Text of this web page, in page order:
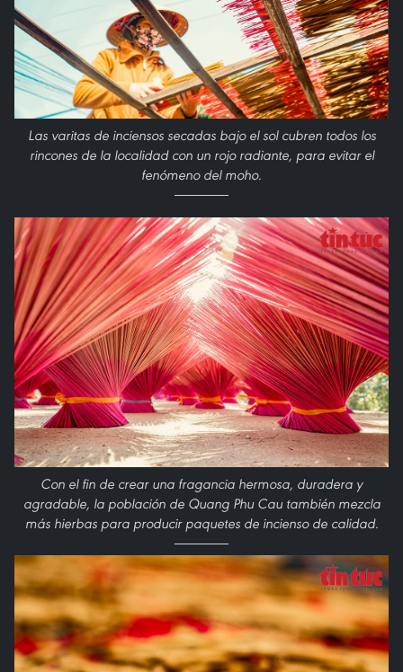
Las varitas de inciensos secadas bajo el sol cubren todos los
rincones de la localidad con un rojo radiante, para evitar el
fenómeno del moho.
Con el fin de crear una fragancia hermosa, duradera y
agradable, la población de Quang Phu Cau también mezcla
más hierbas para producir paquetes de incienso de calidad.